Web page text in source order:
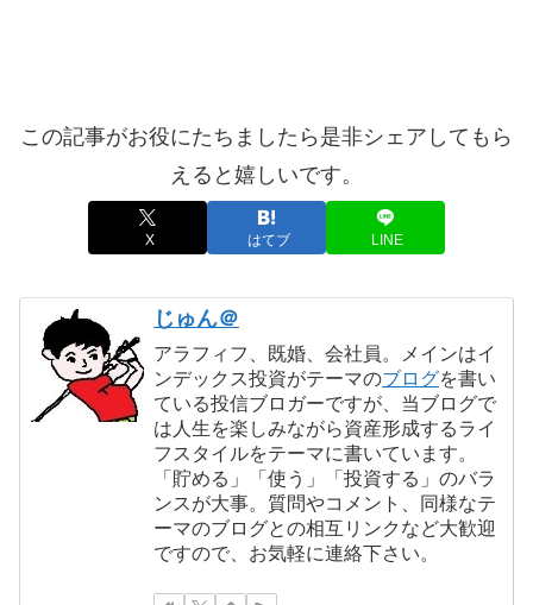
この記事がお役にたちましたら是非シェアしてもら
えると嬉しいです。
X はてブ LINE
じゅん＠
アラフィフ、既婚、会社員。メインはイ
ンデックス投資がテーマのブログを書い
ている投信ブロガーですが、当ブログで
は人生を楽しみながら資産形成するライ
フスタイルをテーマに書いています。
「貯める」「使う」「投資する」のバラ
ンスが大事。質問やコメント、同様なテ
ーマのブログとの相互リンクなど大歓迎
ですので、お気軽に連絡下さい。